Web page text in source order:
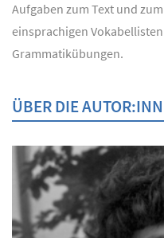
Aufgaben zum Text und
einsprachigen
Grammatikübungen.
ÜBER DIE